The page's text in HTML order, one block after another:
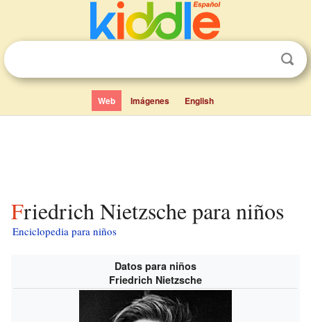
Web Imágenes English
Friedrich Nietzsche para niños
Enciclopedia para niños
Datos para niños
Friedrich Nietzsche